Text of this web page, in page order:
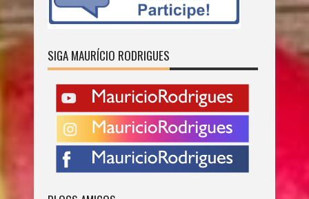
SIGA MAURÍCIO RODRIGUES